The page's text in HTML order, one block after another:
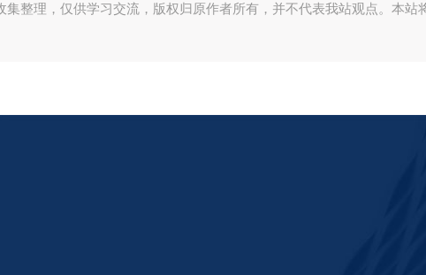
整理，仅供学习交流，版权归原作者所有，并不代表我站观点。本站